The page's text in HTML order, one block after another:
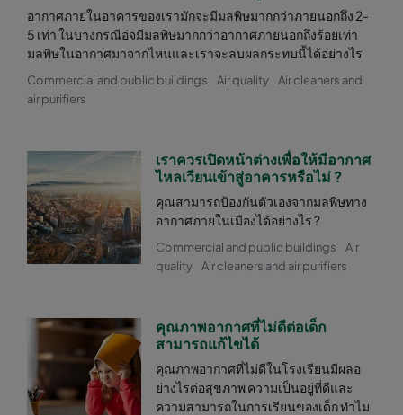
อากาศภายในอาคารของเรามักจะมีมลพิษมากกว่าภายนอกถึง 2-
5 เท่า ในบางกรณีอ่จมีมลพิษมากกว่าอากาศภายนอกถึงร้อยเท่า
มลพิษในอากาศมาจากไหนและเราจะลบผลกระทบนี้ได้อย่างไร
Commercial and public buildings Air quality
Air cleaners and
air purifiers
เราควรเปิดหน้าต่างเพื่อให้มีอากาศ
ไหลเวียนเข้าสู่อาคารหรือไม่ ?
คุณสามารถป้องกันตัวเองจากมลพิษทาง
อากาศภายในเมืองได้อย่างไร ?
Commercial and public buildings
Air
quality
Air cleaners and air purifiers
คุณภาพอากาศที่ไม่ดีต่อเด็ก
สามารถแก้ไขได้
คุณภาพอากาศที่ไม่ดีในโรงเรียนมีผลอ
ย่างไรต่อสุขภาพ ความเป็นอยู่ที่ดีและ
ความสามารถในการเรียนของเด็ก ทำไม